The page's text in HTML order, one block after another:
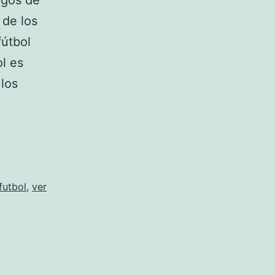
los
es
, ver